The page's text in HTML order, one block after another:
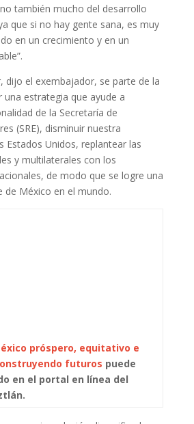
también mucho del desarrollo
que si no hay gente sana, es muy
en un crecimiento y en un
dijo el exembajador, se parte de la
una estrategia que ayude a
de la Secretaría de
(SRE), disminuir nuestra
Estados Unidos, replantear las
y multilaterales con los
de modo que se logre una
de México en el mundo.
próspero, equitativo e
futuros puede
en el portal en línea del